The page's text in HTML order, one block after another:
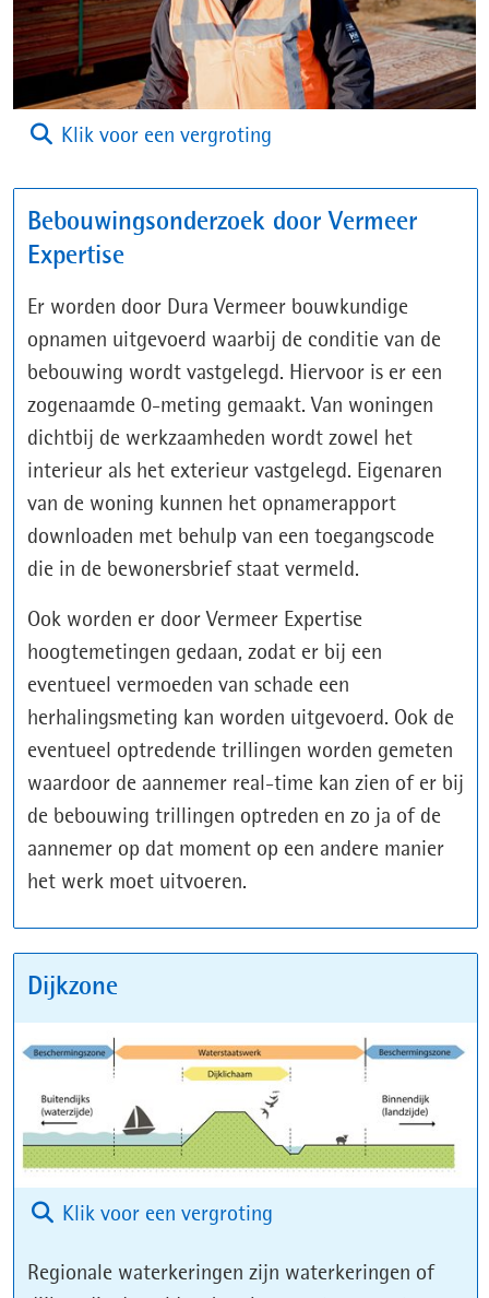
Klik voor een vergroting
Bebouwingsonderzoek door Vermeer
Expertise
Er worden door Dura Vermeer bouwkundige
opnamen uitgevoerd waarbij de conditie van de
bebouwing wordt vastgelegd. Hiervoor is er een
zogenaamde 0-meting gemaakt. Van woningen
dichtbij de werkzaamheden wordt zowel het
interieur als het exterieur vastgelegd. Eigenaren
van de woning kunnen het opnamerapport
downloaden met behulp van een toegangscode
die in de bewonersbrief staat vermeld.
Ook worden er door Vermeer Expertise
hoogtemetingen gedaan, zodat er bij een
eventueel vermoeden van schade een
herhalingsmeting kan worden uitgevoerd. Ook de
eventueel optredende trillingen worden gemeten
waardoor de aannemer real-time kan zien of er bij
de bebouwing trillingen optreden en zo ja of de
aannemer op dat moment op een andere manier
het werk moet uitvoeren.
Dijkzone
Klik voor een vergroting
Regionale waterkeringen zijn waterkeringen of